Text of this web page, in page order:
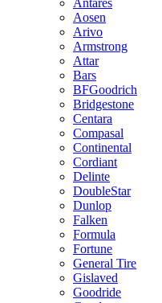
Antares
Aosen
Arivo
Armstrong
Attar
Bars
BFGoodrich
Bridgestone
Centara
Compasal
Continental
Cordiant
Delinte
DoubleStar
Dunlop
Falken
Formula
Fortune
General Tire
Gislaved
Goodride